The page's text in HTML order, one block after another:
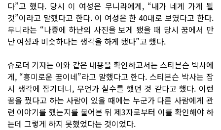
다”고 했다. 당시 이 여성은 무니라에게, “내가 네게 가게 될
것”이라고 말했다고 한다. 이 여성은 한 40대로 보였다고 한다.
무니라는 “나중에 하난의 사진을 보게 됐을 때 당시 꿈에서 만
난 여성과 비슷하다는 생각을 하게 됐다”고 했다.
슈로더 기자는 이와 같은 내용을 확인하고서는 스티븐슨 박사에
게, “흥미로운 꿈이네”라고 말했다고 한다. 스티븐슨 박사는 잠
시 생각에 잠기더니, 무언가 실수를 했던 것 같다고 했다. 이런
꿈을 꿨다고 하는 사람이 있을 때에는 누군가 다른 사람에게 관
련 이야기를 했는지를 물어본 뒤 제3자로부터 이를 확인해야 하
는데 그렇게 하지 못했었다는 것이었다.